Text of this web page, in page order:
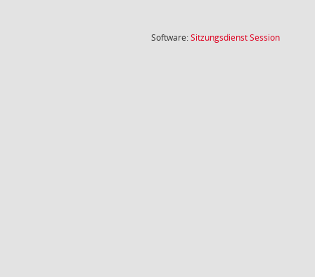
Software:SitzungsdienstSession(Wird in